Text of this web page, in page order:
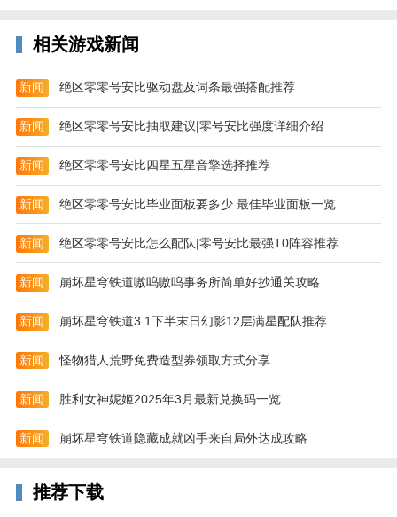
相关游戏新闻
新闻 绝区零零号安比驱动盘及词条最强搭配推荐
新闻 绝区零零号安比抽取建议|零号安比强度详细介绍
新闻 绝区零零号安比四星五星音擎选择推荐
新闻 绝区零零号安比毕业面板要多少 最佳毕业面板一览
新闻 绝区零零号安比怎么配队|零号安比最强T0阵容推荐
新闻 崩坏星穹铁道嗷呜嗷呜事务所简单好抄通关攻略
新闻 崩坏星穹铁道3.1下半末日幻影12层满星配队推荐
新闻 怪物猎人荒野免费造型券领取方式分享
新闻 胜利女神妮姬2025年3月最新兑换码一览
新闻 崩坏星穹铁道隐藏成就凶手来自局外达成攻略
推荐下载